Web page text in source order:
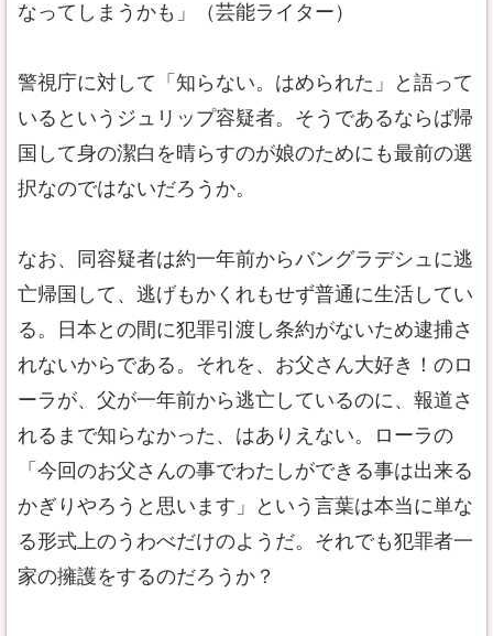
なってしまうかも」（芸能ライター）
警視庁に対して「知らない。はめられた」と語って
いるというジュリップ容疑者。そうであるならば帰
国して身の潔白を晴らすのが娘のためにも最前の選
択なのではないだろうか。
なお、同容疑者は約一年前からバングラデシュに逃
亡帰国して、逃げもかくれもせず普通に生活してい
る。日本との間に犯罪引渡し条約がないため逮捕さ
れないからである。それを、お父さん大好き！のロ
ーラが、父が一年前から逃亡しているのに、報道さ
れるまで知らなかった、はありえない。ローラの
「今回のお父さんの事でわたしができる事は出来る
かぎりやろうと思います」という言葉は本当に単な
る形式上のうわべだけのようだ。それでも犯罪者一
家の擁護をするのだろうか？